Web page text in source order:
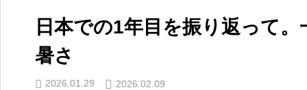
日本での1年目を振り返って
暑さ
2026.01.29 2026.02.09